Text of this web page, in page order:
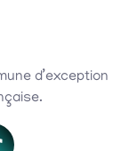
d’exception